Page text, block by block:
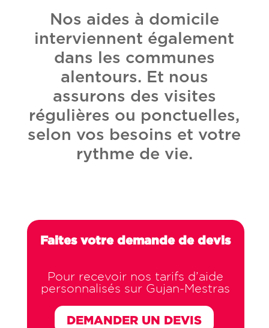
Nos aides à domicile
interviennent également
dans les communes
alentours. Et nous
assurons des visites
régulières ou ponctuelles,
selon vos besoins et votre
rythme de vie.
Faites votre demande de devis
Pour recevoir nos tarifs d’aide
personnalisés sur Gujan-Mestras
DEMANDER UN DEVIS